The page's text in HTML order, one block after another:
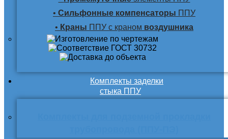
• Сильфонные компенсаторы ППУ
• Краны ППУ с краном воздушника
Комплекты заделки
стыка ППУ